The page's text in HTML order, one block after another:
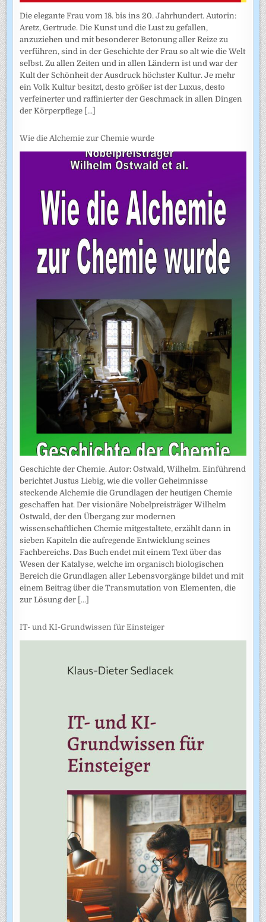
Die elegante Frau vom 18. bis ins 20. Jahrhundert. Autorin:
Aretz, Gertrude. Die Kunst und die Lust zu gefallen,
anzuziehen und mit besonderer Betonung aller Reize zu
verführen, sind in der Geschichte der Frau so alt wie die Welt
selbst. Zu allen Zeiten und in allen Ländern ist und war der
Kult der Schönheit der Ausdruck höchster Kultur. Je mehr
ein Volk Kultur besitzt, desto größer ist der Luxus, desto
verfeinerter und raffinierter der Geschmack in allen Dingen
der Körperpflege [...]
Wie die Alchemie zur Chemie wurde
Geschichte der Chemie. Autor: Ostwald, Wilhelm. Einführend
berichtet Justus Liebig, wie die voller Geheimnisse
steckende Alchemie die Grundlagen der heutigen Chemie
geschaffen hat. Der visionäre Nobelpreisträger Wilhelm
Ostwald, der den Übergang zur modernen
wissenschaftlichen Chemie mitgestaltete, erzählt dann in
sieben Kapiteln die aufregende Entwicklung seines
Fachbereichs. Das Buch endet mit einem Text über das
Wesen der Katalyse, welche im organisch biologischen
Bereich die Grundlagen aller Lebensvorgänge bildet und mit
einem Beitrag über die Transmutation von Elementen, die
zur Lösung der [...]
IT- und KI-Grundwissen für Einsteiger